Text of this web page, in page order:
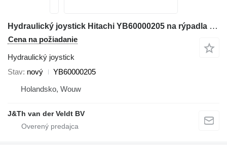
Hydraulický joystick Hitachi YB60000205 na rýpadla Hitachi ZX200-5 ZX200-6 ZX120-6 ZX130-5 ZX130-6 ZX135-6 ZX250-6 ZX160-5 ZX280-5 ZX190-6 ZX200-5G ZX210-5G ZX120-5B ZX330-5G ZX240-5G ZX250-5B ZX350-5B ZX85US-6 ZX180-5B ZX290-5B ZX225US-6 ZX135US-5 ZX135US-6 ZX75US-5B ZX225US-5B
Cena na požiadanie
Hydraulický joystick
Stav nový
YB60000205
Holandsko, Wouw
J&Th van der Veldt BV